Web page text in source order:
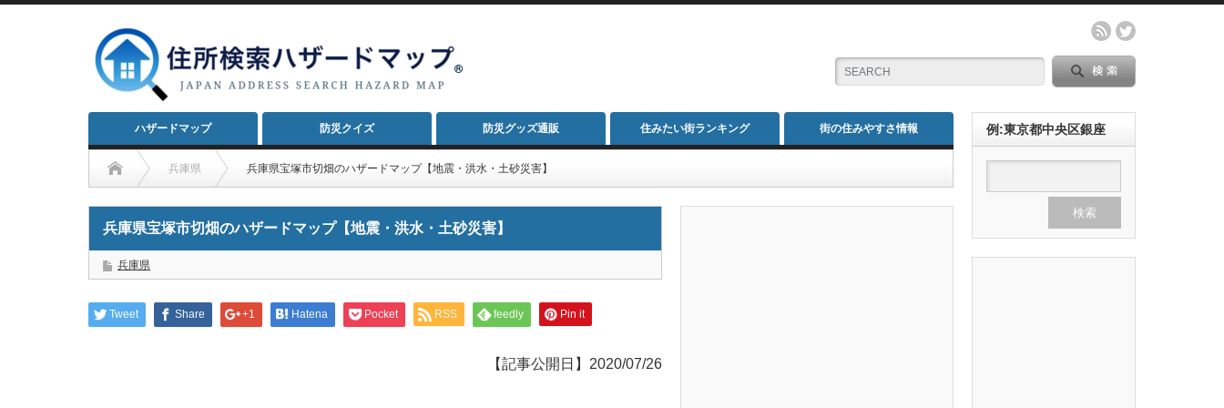
ハザードマップ 防災クイズ 防災グッズ通販 住みたい街ランキング 街の住みやすさ情報
兵庫県 兵庫県宝塚市切畑のハザードマップ【地震・洪水・土砂災害】
兵庫県宝塚市切畑のハザードマップ【地震・洪水・土砂災害】
兵庫県
Tweet Share +1 Hatena Pocket RSS feedly Pin it
【記事公開日】2020/07/26
例:東京都中央区銀座